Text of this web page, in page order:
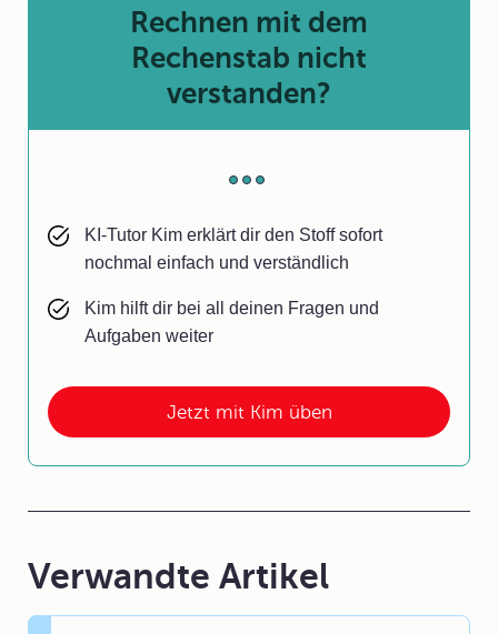
Jetzt mit Kim üben
Rechnen mit dem
Rechenstab nicht
verstanden?
KI-Tutor Kim erklärt dir den Stoff sofort
nochmal einfach und verständlich
Kim hilft dir bei all deinen Fragen und
Aufgaben weiter
Verwandte Artikel